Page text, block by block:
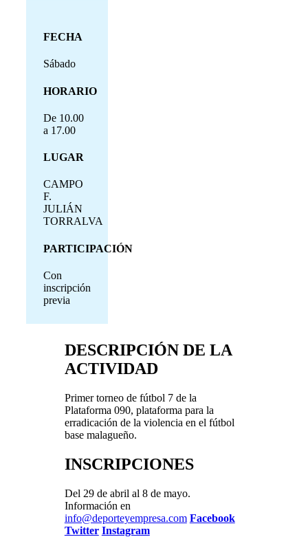
FECHA
Sábado
HORARIO
De 10.00
a 17.00
LUGAR
CAMPO
F.
JULIÁN
TORRALVA
PARTICIPACIÓN
Con
inscripción
previa
DESCRIPCIÓN DE LA
ACTIVIDAD
Primer torneo de fútbol 7 de la
Plataforma 090, plataforma para la
erradicación de la violencia en el fútbol
base malagueño.
INSCRIPCIONES
Del 29 de abril al 8 de mayo.
Información en
info@deporteyempresa.com Facebook
Twitter Instagram